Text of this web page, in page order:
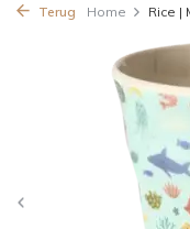
Terug Home Rice |